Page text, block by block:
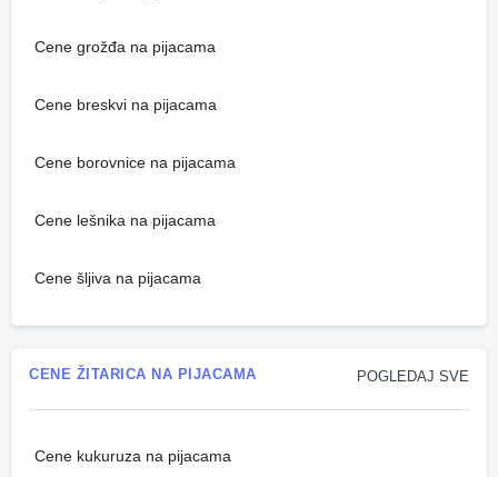
Cene grožđa na pijacama
Cene breskvi na pijacama
Cene borovnice na pijacama
Cene lešnika na pijacama
Cene šljiva na pijacama
POGLEDAJ SVE
CENE ŽITARICA NA PIJACAMA
Cene kukuruza na pijacama